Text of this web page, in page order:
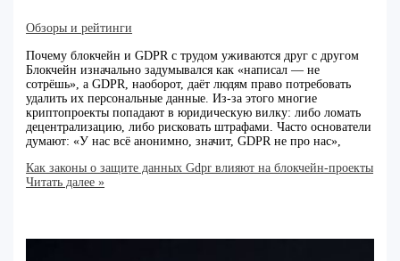
Обзоры и рейтинги
Почему блокчейн и GDPR с трудом уживаются друг с другом
Блокчейн изначально задумывался как «написал — не
сотрёшь», а GDPR, наоборот, даёт людям право потребовать
удалить их персональные данные. Из‑за этого многие
криптопроекты попадают в юридическую вилку: либо ломать
децентрализацию, либо рисковать штрафами. Часто основатели
думают: «У нас всё анонимно, значит, GDPR не про нас»,
Как законы о защите данных Gdpr влияют на блокчейн-проекты
Читать далее »